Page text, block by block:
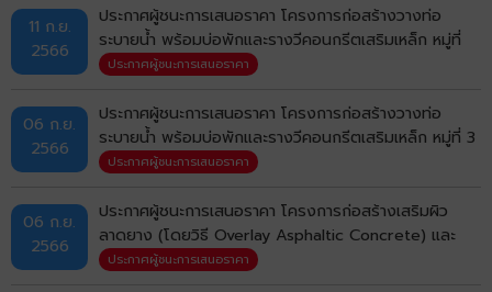
bidding)
11 ก.ย.
2566
ประกาศผู้ชนะการเสนอราคา โครงการก่อสร้างวางท่อ
ระบายน้ำ พร้อมบ่อพักและรางวีคอนกรีตเสริมเหล็ก หมู่ที่
14 บ้านหัวทุ่งนคร (ถนนแยกครัวแก่นทองถึงที่ทำการกำนัน)
วิธีประกวดราคาอิเล็กทรอนิกส์ (e-bidding)
ประกาศผู้ชนะการเสนอราคา
06 ก.ย.
2566
ประกาศผู้ชนะการเสนอราคา โครงการก่อสร้างวางท่อ
ระบายน้ำ พร้อมบ่อพักและรางวีคอนกรีตเสริมเหล็ก หมู่ที่ 3
บ้านเป็ด (จากตลาดนัดถึงบ่อพักค้ำคูณ) ตำบลบ้านเป็ด
อิเล็กทรอนิกส์ (e-bidding)
ประกาศผู้ชนะการเสนอราคา
06 ก.ย.
2566
ประกาศผู้ชนะการเสนอราคา โครงการก่อสร้างเสริมผิว
ลาดยาง (โดยวิธี Overlay Asphaltic Concrete) และ
โครงการปรับปรุงถนนคอนกรีตเสริมเหล็ก หมู่ที่ 15 บ้าน
ประกาศผู้ชนะการเสนอราคา